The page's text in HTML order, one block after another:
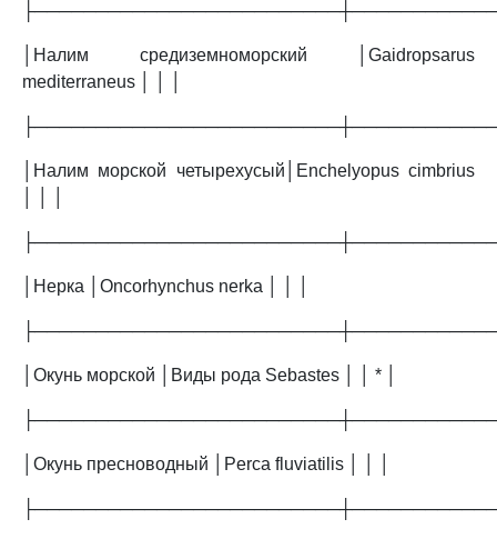
│Налим средиземноморский │Gaidropsarus
mediterraneus │ │ │
│Налим морской четырехусый│Enchelyopus cimbrius
│Нерка │Oncorhynchus nerka │ │ │
│Окунь морской │Виды рода Sebastes │ │ * │
│Окунь пресноводный │Perca fluviatilis │ │ │